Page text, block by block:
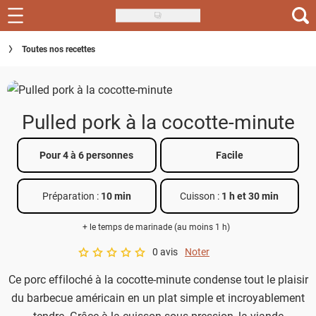
Skip
to
main
Recettes
Inspirations
Menu de la semaine
Actus
Téléchargez l'app Saveurs Recettes
Toutes nos recettes
Pulled pork à la cocotte-minute
Pour 4 à 6 personnes Facile
Préparation : 10 min Cuisson : 1 h et 30 min
+ le temps de marinade (au moins 1 h)
A star rating of 0 out of 5.
0 avis Noter
Ce porc effiloché à la cocotte-minute condense tout le plaisir
du barbecue américain en un plat simple et incroyablement